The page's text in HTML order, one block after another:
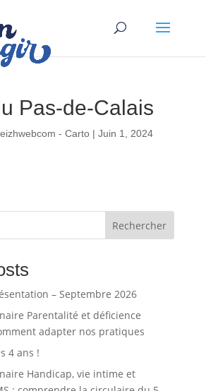
Pas-de-Calais
- Carto| Juin 1, 2024
Rechercher
– Septembre 2026
Parentalité et déficience
adapter nos pratiques
4 ans !
Handicap, vie intime et